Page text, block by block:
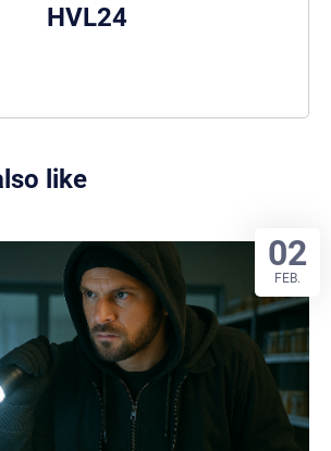
HVL24
like
02
FEB.